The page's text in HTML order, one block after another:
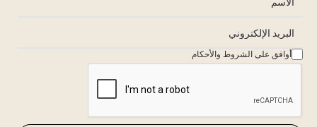
أوافق على الشروط والأحكام